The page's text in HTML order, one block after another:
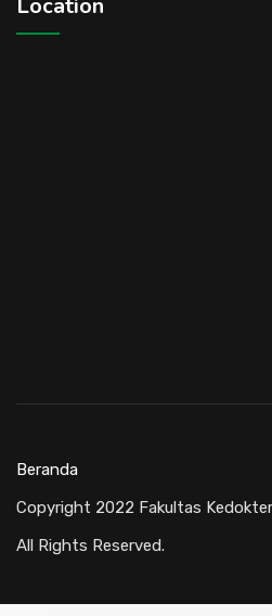
Copyright 2022 Fakultas
All Rights Reserved.
Beranda